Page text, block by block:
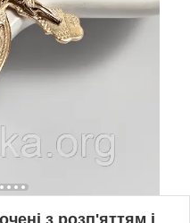
з розп'яттям і